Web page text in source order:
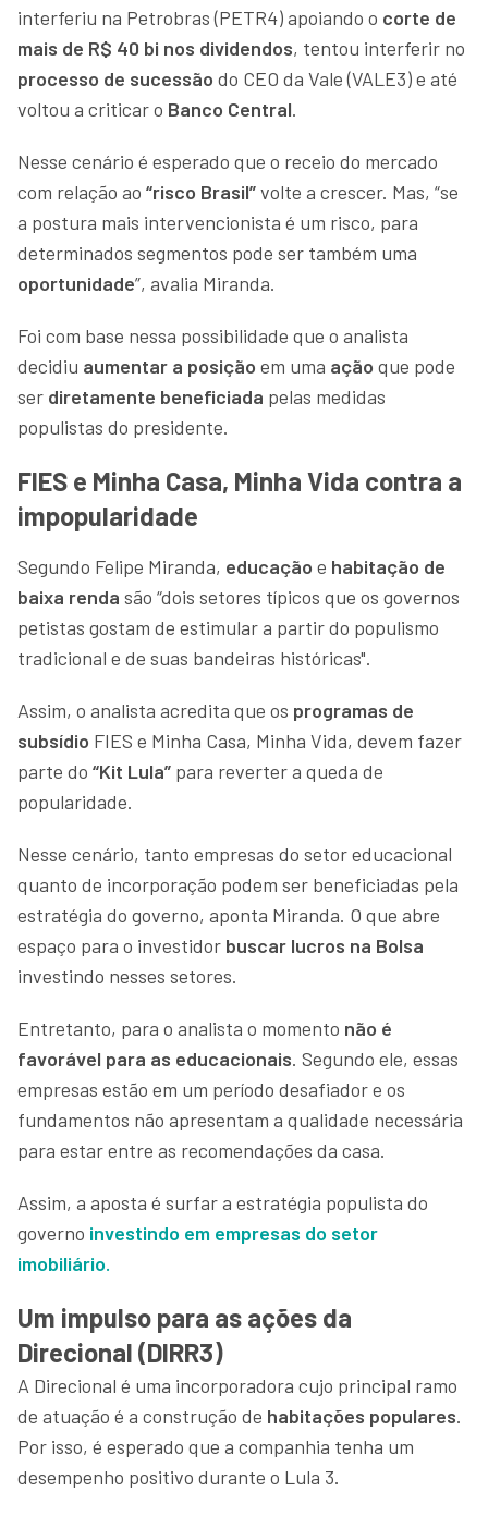
interferiu na Petrobras (PETR4) apoiando o corte de
mais de R$ 40 bi nos dividendos, tentou interferir no
processo de sucessão do CEO da Vale (VALE3) e até
voltou a criticar o Banco Central.
Nesse cenário é esperado que o receio do mercado
com relação ao “risco Brasil”volte a crescer. Mas, “se
a postura mais intervencionista é um risco, para
determinados segmentos pode ser também uma
oportunidade”, avalia Miranda.
Foi com base nessa possibilidade que o analista
decidiu aumentar a posição em uma ação que pode
ser diretamente beneficiada pelas medidas
populistas do presidente.
FIES e Minha Casa, Minha Vida contra a
impopularidade
Segundo Felipe Miranda, educação e habitação de
baixa renda são “dois setores típicos que os governos
petistas gostam de estimular a partir do populismo
tradicional e de suas bandeiras históricas".
Assim, o analista acredita que os programas de
subsídio FIES e Minha Casa, Minha Vida, devem fazer
parte do “Kit Lula” para reverter a queda de
popularidade.
Nesse cenário, tanto empresas do setor educacional
quanto de incorporação podem ser beneficiadas pela
estratégia do governo, aponta Miranda. O que abre
espaço para o investidor buscar lucros na Bolsa
investindo nesses setores.
Entretanto, para o analista o momento não é
favorável para as educacionais. Segundo ele, essas
empresas estão em um período desafiador e os
fundamentos não apresentam a qualidade necessária
para estar entre as recomendações da casa.
Assim, a aposta é surfar a estratégia populista do
governo investindo em empresas do setor
imobiliário.
Um impulso para as ações da
Direcional (DIRR3)
A Direcional é uma incorporadora cujo principal ramo
de atuação é a construção de habitações populares.
Por isso, é esperado que a companhia tenha um
desempenho positivo durante o Lula 3.